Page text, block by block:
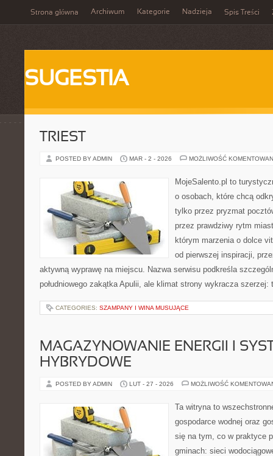
Strona główna Archiwum Kategorie Nadzieja Spis Treści
SUGESTIA
TRIEST
POSTED BY ADMIN MAR - 2 - 2026 MOŻLIWOŚĆ
MojeSalento.pl to
o osobach, które chcą
tylko przez pryzmat
przez prawdziwy rytm
którym marzenia o dolce
od pierwszej inspiracji,
aktywną wyprawę na miejscu. Nazwa serwisu podkreśla
południowego zakątka Apulii, ale klimat strony wykracza
CATEGORIES: SZAMPANY I WINA MUSUJĄCE
MAGAZYNOWANIE ENERGII I
HYBRYDOWE
POSTED BY ADMIN LUT - 27 - 2026 MOŻLIWOŚĆ
Ta witryna to
gospodarce wodnej oraz
się na tym, co w praktyce
gminach: sieci